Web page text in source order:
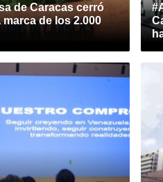
de Caracas cerró
marca de los 2.000